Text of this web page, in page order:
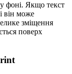
фоні. Якщо текст
він може
зміщення
поверх